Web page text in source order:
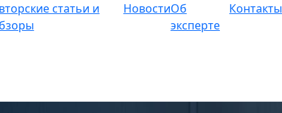
статьи и
НовостиОб
эксперте
Контакты
об
с